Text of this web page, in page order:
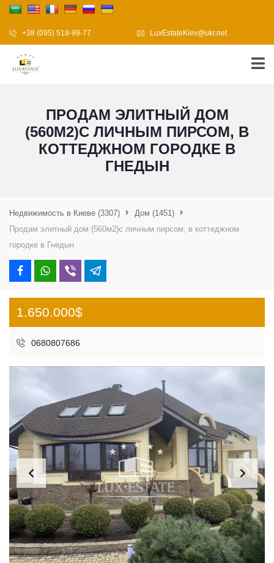
+38 (095) 518-99-77 LuxEstateKiev@ukr.net
ПРОДАМ ЭЛИТНЫЙ ДОМ
(560М2)С ЛИЧНЫМ ПИРСОМ, В
КОТТЕДЖНОМ ГОРОДКЕ В
ГНЕДЫН
Недвижимость в Киеве (3307) Дом (1451)
Продам элитный дом (560м2)с личным пирсом, в коттеджном
городке в Гнедын
1.650.000$
0680807686